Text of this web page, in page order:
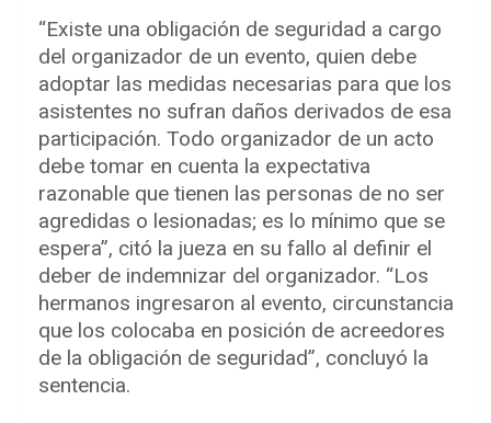
“Existe una obligación de seguridad a cargo
del organizador de un evento, quien debe
adoptar las medidas necesarias para que los
asistentes no sufran daños derivados de esa
participación. Todo organizador de un acto
debe tomar en cuenta la expectativa
razonable que tienen las personas de no ser
agredidas o lesionadas; es lo mínimo que se
espera”, citó la jueza en su fallo al definir el
deber de indemnizar del organizador. “Los
hermanos ingresaron al evento, circunstancia
que los colocaba en posición de acreedores
de la obligación de seguridad”, concluyó la
sentencia.